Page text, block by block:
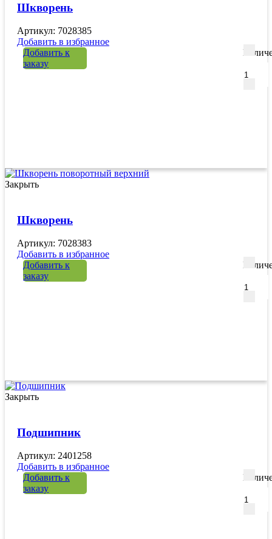
Шкворень
Артикул: 7028385
Добавить в избранное
Добавить к
заказу
Закрыть
Шкворень
Артикул: 7028383
Добавить в избранное
Добавить к
заказу
Закрыть
Подшипник
Артикул: 2401258
Добавить в избранное
Добавить к
заказу